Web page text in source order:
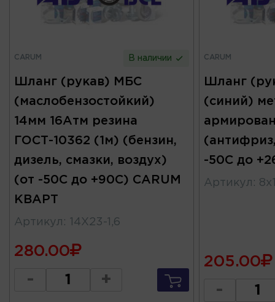
CARUM В наличии
Шланг (рукав) МБС
(маслобензостойкий)
14мм 16Атм резина
ГОСТ-10362 (1м) (бензин,
дизель, смазки, воздух)
(от -50С до +90С) CARUM
КВАРТ
Артикул : 14X23-1,6
280.00
- +
CARUM
Шланг
(синий)
-50С до
Артикул :
205.00
-